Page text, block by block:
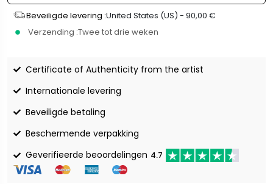
Beveiligde levering :United States (US) - 90,00 €
Verzending :Twee tot drie weken
Certificate of Authenticity from the artist
Internationale levering
Beveiligde betaling
Beschermende verpakking
Geverifieerde beoordelingen 4.7